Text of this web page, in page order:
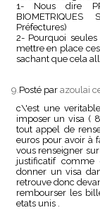
1- Nous dire
Préfectures)
2- Pourquoi
mettre en place
sachant que cela
9. Posté par azoulai
c\'est une
imposer un visa (
tout appel de
euros pour avoir à
vous renseigner
justificatif
donner un visa
retrouve donc
rembourser les
etats unis .